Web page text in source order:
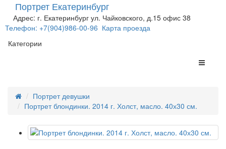
Портрет Екатеринбург
Адрес: г. Екатеринбург ул. Чайковского, д.15 офис 38
Телефон: +7(904)986-00-96 Карта проезда
Категории
Портрет девушки
Портрет блондинки. 2014 г. Холст, масло. 40х30 см.